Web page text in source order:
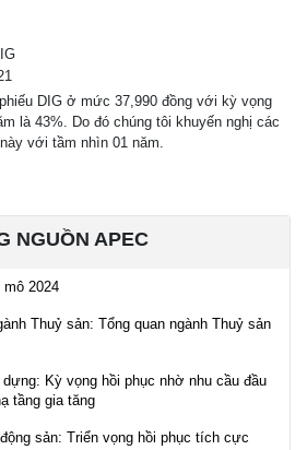
với giá mục tiêu 37,990
DIG ở mức 37,990 đồng với kỳ vọng
là 43%. Do đó chúng tôi khuyến nghị các
NGUỒN APEC
2024
Thuỷ sản: Tổng quan ngành Thuỷ sản
Kỳ vọng hồi phục nhờ nhu cầu đầu